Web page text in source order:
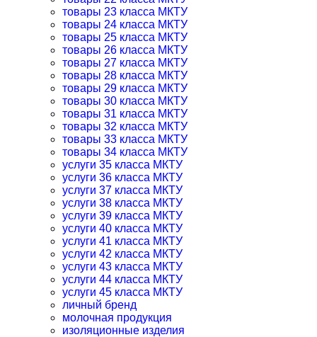
товары 23 класса МКТУ
товары 24 класса МКТУ
товары 25 класса МКТУ
товары 26 класса МКТУ
товары 27 класса МКТУ
товары 28 класса МКТУ
товары 29 класса МКТУ
товары 30 класса МКТУ
товары 31 класса МКТУ
товары 32 класса МКТУ
товары 33 класса МКТУ
товары 34 класса МКТУ
услуги 35 класса МКТУ
услуги 36 класса МКТУ
услуги 37 класса МКТУ
услуги 38 класса МКТУ
услуги 39 класса МКТУ
услуги 40 класса МКТУ
услуги 41 класса МКТУ
услуги 42 класса МКТУ
услуги 43 класса МКТУ
услуги 44 класса МКТУ
услуги 45 класса МКТУ
личный бренд
молочная продукция
изоляционные изделия